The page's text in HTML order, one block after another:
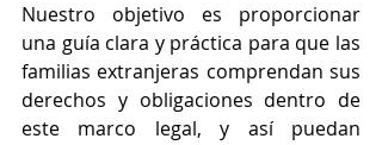
Nuestro objetivo es proporcionar
una guía clara y práctica para que las
familias extranjeras comprendan sus
derechos y obligaciones dentro de
este marco legal, y así puedan